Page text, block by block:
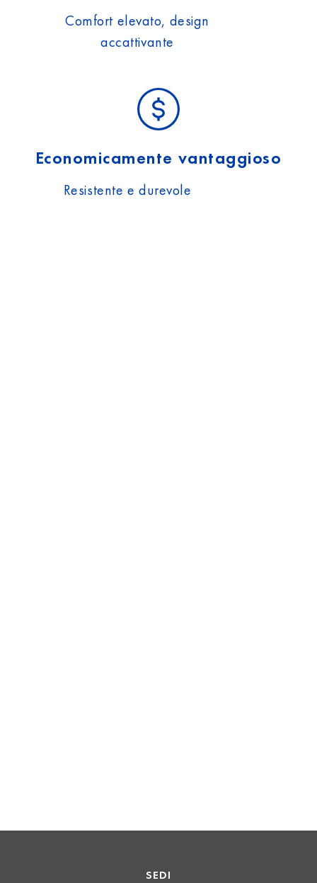
Comfort elevato, design
accattivante
Economicamente vantaggioso
Resistente e durevole
SEDI